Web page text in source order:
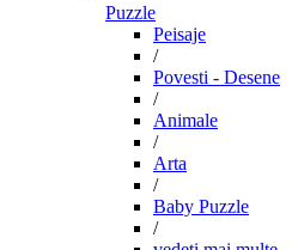
Puzzle
Peisaje
/
Povesti - Desene
/
Animale
/
Arta
/
Baby Puzzle
/